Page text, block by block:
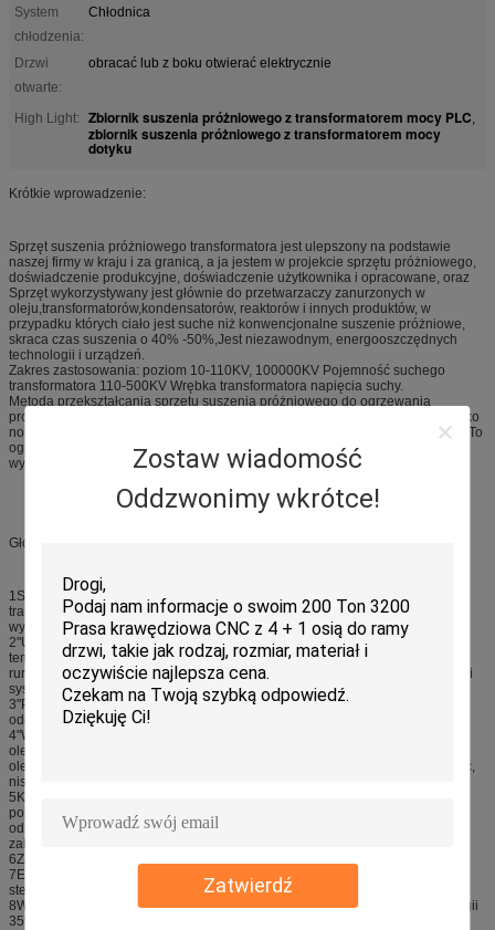
Zostaw wiadomość
Oddzwonimy wkrótce!
Zatwierdź
System
chłodzenia:
Chłodnica
Drzwi
otwarte:
obracać lub z boku otwierać elektrycznie
High Light: Zbiornik suszenia próżniowego z transformatorem mocy PLC,
zbiornik suszenia próżniowego z transformatorem mocy
dotyku
Krótkie wprowadzenie:
Sprzęt suszenia próżniowego transformatora jest ulepszony na podstawie
naszej firmy w kraju i za granicą, a ja jestem w projekcie sprzętu próżniowego,
doświadczenie produkcyjne, doświadczenie użytkownika i opracowane, oraz
Sprzęt wykorzystywany jest głównie do przetwarzaczy zanurzonych w
oleju,transformatorów,kondensatorów, reaktorów i innych produktów, w
przypadku których ciało jest suche niż konwencjonalne suszenie próżniowe,
skraca czas suszenia o 40% -50%,Jest niezawodnym, energooszczędnych
technologii i urządzeń.
Zakres zastosowania: poziom 10-110KV, 100000KV Pojemność suchego
transformatora 110-500KV Wrębka transformatora napięcia suchy.
Metoda przekształcania sprzętu suszenia próżniowego do ogrzewania
produktu, zbiornika próżniowego jest suchym odparowaniem pary wodnej jako
nośnika przesyłu ciepła, w grzejniku i w suchych produktach wymiany ciepła.To
ogrzewanie jest podobne do węgla.Uniformity grzejnika jest bardzo dobra,
wysoka wydajność grzewcza i niezawodność.
Główne cechy techniczne:
1Sprzęt ten jest wykorzystywany głównie do suszenia próżniowego
transformatorów o napięciu 35KV, 110KV, 220KV, urządzenie działa z niską
wydajnością i tak dalej.
2"Urządzenie system suszenia próżniowego, system kondensacji niskiej
temperatury, transformatory, jednostka próżniowa, systemy grzewcze, system
rur pneumatycznych, system chłodzenia, system hydraulicznego blokowania i
system sterowania.
3"Powłok próżniowy, jednostki próżniowe wybór pompy próżniowej z
oddzieleniem oleju i wody oraz zmniejszenie kosztów eksploatacji.
4"Wykorzystanie energii elektrycznej, systemów grzewczych i ogrzewania
olejem cieplnym,
olej przewodzący ciepło, ciepło do zbiornika, bezpieczeństwo, niezawodność,
niskie koszty eksploatacji.
5Kondensator wykorzystuje najnowsze osiągnięcia na świecie, kondensator
poziomy, wytwarzanie ze stali nierdzewnej, automatyczne sterowanie wodą
odzysku.Konfiguracja chiller zapewnia 10 stopni system zimnej wody jest
zainstalowany poniżej kondensacji, zapewnić efekt kondensacji.
6Zamknij drzwi automatycznie, silnik, hydrauliczny zamek.
7Elektryczny system sterowania z ekranem dotykowym, automatyczne
sterowanie.
8W porównaniu z tradycyjnym suszeniem próżniowym i oszczędnością energii
35% powyżej.